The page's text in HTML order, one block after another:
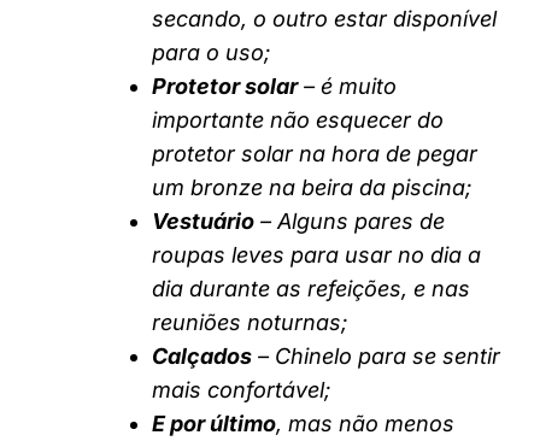
secando, o outro estar disponível
para o uso;
Protetor solar– é muito
importante não esquecer do
protetor solar na hora de pegar
um bronze na beira da piscina;
Vestuário – Alguns pares de
roupas leves para usar no dia a
dia durante as refeições, e nas
reuniões noturnas;
Calçados – Chinelo para se sentir
mais confortável;
E por último, mas não menos